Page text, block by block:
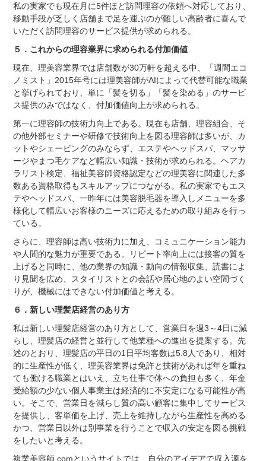
私の実家でも現在月に5件ほど訪問理容の依頼へ対応しており、
移動手段が乏しく店舗まで足を運ぶのが難しい高齢者に喜んで
いただく訪問理容のサービス提供が求められる。
５．これからの理容業界に求められる付加価値
現在、理美容業界では店舗数が30万軒を超える中、「週間エコ
ノミスト」2015年号には理美容師がAIによって代替可能な職業
と挙げられており、単に「髪を切る」「髪を染める」のサービ
ス提供のみではなく、付加価値向上が求められる。
第一に理容師の技術力向上である。現在も店舗、理容組合、そ
の他外部セミナーや研修で技術向上を図る理容師は多いが、カ
ットやシェービングのみならず、エステやヘッドスパ、マッサ
ージやまつ毛ケアなど幅広い知識・技術が求められる。ヘアカ
ラリスト検定、福祉美容師資格認定などの理美容に関連した多
数ある資格取得もスキルアップにつながる。私の実家でもエス
テやヘッドスパ、一昨年には美容脱毛器を導入しメニューを多
様化して幅広いお客様のニーズに応えるための取り組みを行っ
ている。
さらに、理容師は高い技術力に加え、コミュニケーション能力
や人間的な魅力が重要である。リピート率向上には接客の質を
上げると同時に、他の業界の知識・動向の情報収集、読書によ
り見聞を広め、スタイリストとの会話や居心地のよい空間づく
りが、機械にはできない付加価値と考える。
６．新しい理髪店経営のあり方
私は新しい理髪店経営のあり方として、営業日を週3～4日に減
らし、理髪店の経営と並行して他業種への進出を提案する。先
述のとおり、理髪店の平日の1日平均客数は5.8人であり、相対
的に生産性が低く、理美容業界は免許と技術があれば年を重ね
ても働ける職業とはいえ、立ち仕事で体への負担も多く、年金
受給額の少ない個人事業主は経済的に不安定になる可能性が高
い。そこで、営業日を減らし質の高い顧客に集中してサービス
を提供し、客単価を上げ、売上を維持しながら生産性を高める
かつ、営業日以外は別事業を行うことで収入の安定を図る挑戦
をしたいと考える。
複業美容師.comというサイトでは、自分のアイデアで収入源を